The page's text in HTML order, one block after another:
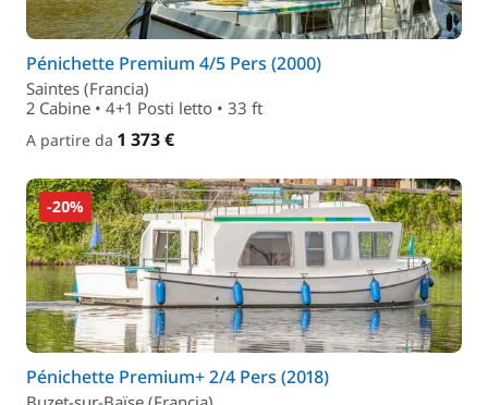
Pénichette Premium 4/5 Pers (2000)
Saintes (Francia)
2 Cabine • 4+1 Posti letto • 33 ft
A partire da 1 373 €
-20%
Pénichette Premium+ 2/4 Pers (2018)